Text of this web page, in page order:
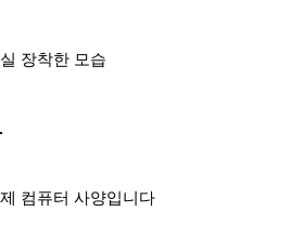
실 장착한 모습
제 컴퓨터 사양입니다